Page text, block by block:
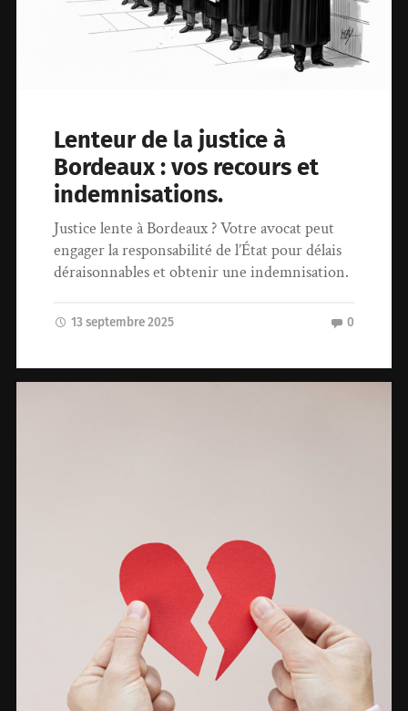
Lenteur de la justice à
Bordeaux : vos recours et
indemnisations.
Justice lente à Bordeaux ? Votre avocat peut
engager la responsabilité de l’État pour délais
déraisonnables et obtenir une indemnisation.
13 septembre 2025 0